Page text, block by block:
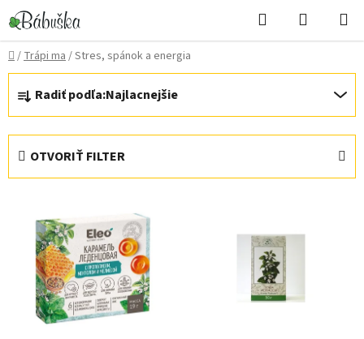
Prejsť
na
obsah
Hľadať
KOŠÍK
Domov
/Trápi ma/Stres, spánok a energia
a
d
Radiť podľa:Najlacnejšie
OTVORIŤ FILTER